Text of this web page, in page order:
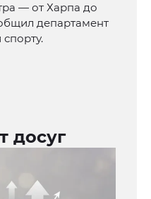
— от Харпа до
департамент
досуг